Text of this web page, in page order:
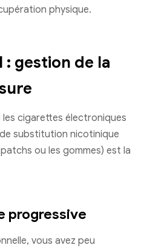
physique.
gestion de la
cigarettes électroniques
substitution nicotinique
ou les gommes) est la
progressive
vous avez peu